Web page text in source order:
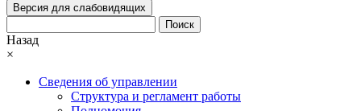
Версия для слабовидящих
Поиск
Назад
×
Сведения об управлении
Структура и регламент работы